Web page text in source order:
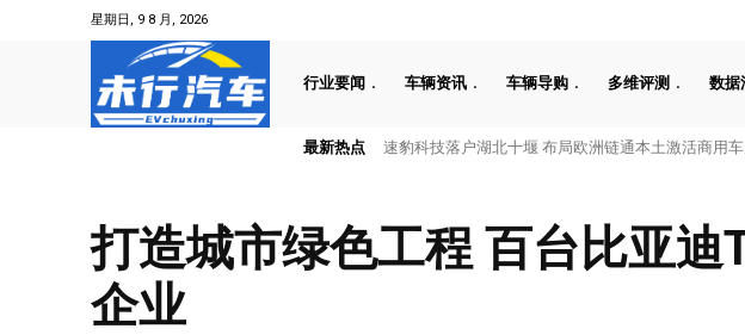
星期日, 9 8 月, 2026
行业要闻 车辆资讯 车辆导购 多维评测 数据
最新热点 速豹科技落户湖北十堰 布局欧洲链通本土激活商用
打造城市绿色工程 百台比亚
企业